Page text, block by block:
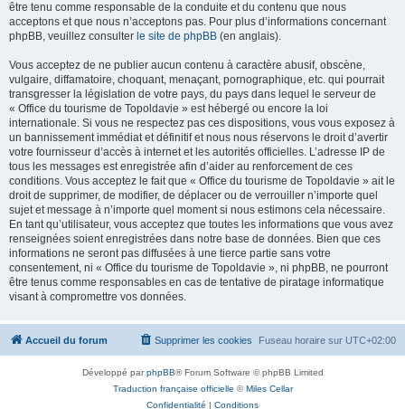
être tenu comme responsable de la conduite et du contenu que nous
acceptons et que nous n’acceptons pas. Pour plus d’informations concernant
phpBB, veuillez consulter le site de phpBB (en anglais).
Vous acceptez de ne publier aucun contenu à caractère abusif, obscène,
vulgaire, diffamatoire, choquant, menaçant, pornographique, etc. qui pourrait
transgresser la législation de votre pays, du pays dans lequel le serveur de
« Office du tourisme de Topoldavie » est hébergé ou encore la loi
internationale. Si vous ne respectez pas ces dispositions, vous vous exposez à
un bannissement immédiat et définitif et nous nous réservons le droit d’avertir
votre fournisseur d’accès à internet et les autorités officielles. L’adresse IP de
tous les messages est enregistrée afin d’aider au renforcement de ces
conditions. Vous acceptez le fait que « Office du tourisme de Topoldavie » ait le
droit de supprimer, de modifier, de déplacer ou de verrouiller n’importe quel
sujet et message à n’importe quel moment si nous estimons cela nécessaire.
En tant qu’utilisateur, vous acceptez que toutes les informations que vous avez
renseignées soient enregistrées dans notre base de données. Bien que ces
informations ne seront pas diffusées à une tierce partie sans votre
consentement, ni « Office du tourisme de Topoldavie », ni phpBB, ne pourront
être tenus comme responsables en cas de tentative de piratage informatique
visant à compromettre vos données.
Accueil du forum Fuseau horaire sur UTC+02:00
Supprimer les cookies
Développé parphpBB® Forum Software © phpBB Limited
Traduction française officielle ©Miles Cellar
Confidentialité | Conditions